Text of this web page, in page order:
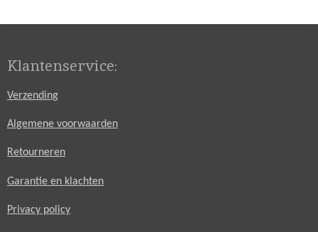
Klantenservice:
Verzending
Algemene voorwaarden
Retourneren
Garantie en klachten
Privacy policy